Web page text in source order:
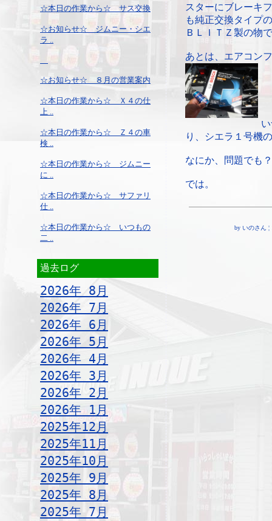
☆本日の作業から☆ サス交換
☆お知らせ☆ ジムニー・シエ
ラ ..
☆お知らせ☆ ８月の営業案内
☆本日の作業から☆ Ｘ４の仕
上 ..
☆本日の作業から☆ Ｚ４の車
検 ..
☆本日の作業から☆ ジムニー
に ..
☆本日の作業から☆ サファリ
仕 ..
☆本日の作業から☆ いつもの
二 ..
過去ログ
2026年 8月
2026年 7月
2026年 6月
2026年 5月
2026年 4月
2026年 3月
2026年 2月
2026年 1月
2025年12月
2025年11月
2025年10月
2025年 9月
2025年 8月
2025年 7月
スターにブレーキ
も純正交換タイプの
ＢＬＩＴＺ製の物
あとは、エアコン
り、シエラ１号機
なにか、問題でも
では。
by いのさん ¦